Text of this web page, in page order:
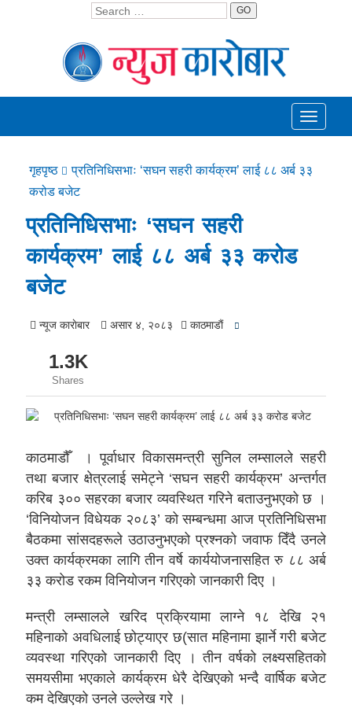
GO
Toggle
गृहपृष्ठ
प्रतिनिधिसभाः ‘सघन सहरी कार्यक्रम’ लाई ८८ अर्ब ३३
करोड बजेट
प्रतिनिधिसभाः ‘सघन सहरी
कार्यक्रम’ लाई ८८ अर्ब ३३ करोड
बजेट
न्यूज काराेबार असार ४, २०८३ काठमाडाैं
1.3K
Shares
काठमाडौँ । पूर्वाधार विकासमन्त्री सुनिल लम्सालले सहरी
तथा बजार क्षेत्रलाई समेट्ने ‘सघन सहरी कार्यक्रम’ अन्तर्गत
करिब ३०० सहरका बजार व्यवस्थित गरिने बताउनुभएको छ ।
‘विनियोजन विधेयक २०८३’ को सम्बन्धमा आज प्रतिनिधिसभा
बैठकमा सांसदहरूले उठाउनुभएको प्रश्नको जवाफ दिँदै उनले
उक्त कार्यक्रमका लागि तीन वर्षे कार्ययोजनासहित रु ८८ अर्ब
३३ करोड रकम विनियोजन गरिएको जानकारी दिए ।
मन्त्री लम्सालले खरिद प्रक्रियामा लाग्ने १८ देखि २१
महिनाको अवधिलाई छोट्याएर छ(सात महिनामा झार्ने गरी बजेट
व्यवस्था गरिएको जानकारी दिए । तीन वर्षको लक्ष्यसहितको
समयसीमा भएकाले कार्यक्रम धेरै देखिएको भन्दै वार्षिक बजेट
कम देखिएको उनले उल्लेख गरे ।